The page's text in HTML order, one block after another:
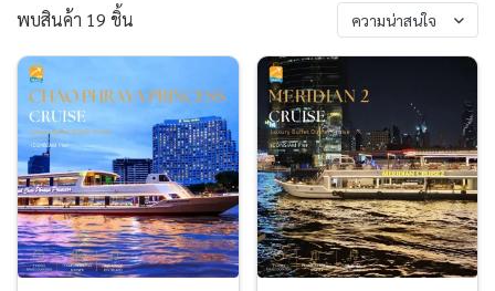
พบสินค้า 19 ชิ้น ความน่าสนใจ